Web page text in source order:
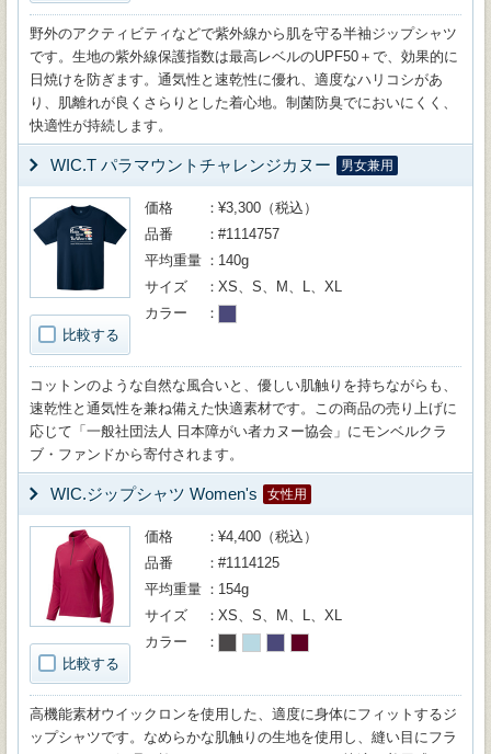
野外のアクティビティなどで紫外線から肌を守る半袖ジップシャツ
です。生地の紫外線保護指数は最高レベルのUPF50＋で、効果的に
日焼けを防ぎます。通気性と速乾性に優れ、適度なハリコシがあ
り、肌離れが良くさらりとした着心地。制菌防臭でにおいにくく、
快適性が持続します。
WIC.T パラマウントチャレンジカヌー 男女兼用
比較する
価格
¥3,300（税込）
品番
#1114757
平均重量
140g
サイズ
XS、S、M、L、XL
カラー
コットンのような自然な風合いと、優しい肌触りを持ちながらも、
速乾性と通気性を兼ね備えた快適素材です。この商品の売り上げに
応じて「一般社団法人 日本障がい者カヌー協会」にモンベルクラ
ブ・ファンドから寄付されます。
WIC.ジップシャツ Women's 女性用
比較する
価格
¥4,400（税込）
品番
#1114125
平均重量
154g
サイズ
XS、S、M、L、XL
カラー
高機能素材ウイックロンを使用した、適度に身体にフィットするジ
ップシャツです。なめらかな肌触りの生地を使用し、縫い目にフラ